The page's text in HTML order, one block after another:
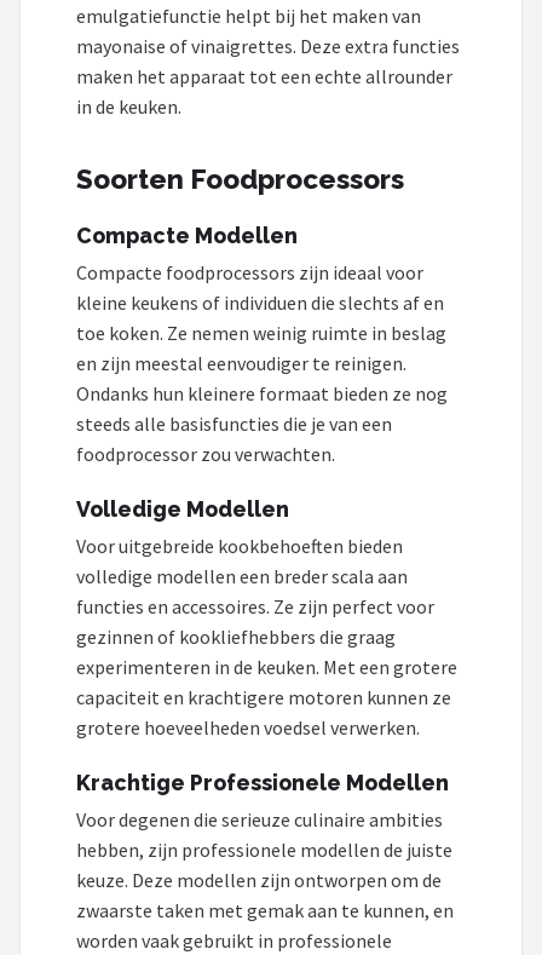
emulgatiefunctie helpt bij het maken van
mayonaise of vinaigrettes. Deze extra functies
maken het apparaat tot een echte allrounder
in de keuken.
Soorten Foodprocessors
Compacte Modellen
Compacte foodprocessors zijn ideaal voor
kleine keukens of individuen die slechts af en
toe koken. Ze nemen weinig ruimte in beslag
en zijn meestal eenvoudiger te reinigen.
Ondanks hun kleinere formaat bieden ze nog
steeds alle basisfuncties die je van een
foodprocessor zou verwachten.
Volledige Modellen
Voor uitgebreide kookbehoeften bieden
volledige modellen een breder scala aan
functies en accessoires. Ze zijn perfect voor
gezinnen of kookliefhebbers die graag
experimenteren in de keuken. Met een grotere
capaciteit en krachtigere motoren kunnen ze
grotere hoeveelheden voedsel verwerken.
Krachtige Professionele Modellen
Voor degenen die serieuze culinaire ambities
hebben, zijn professionele modellen de juiste
keuze. Deze modellen zijn ontworpen om de
zwaarste taken met gemak aan te kunnen, en
worden vaak gebruikt in professionele